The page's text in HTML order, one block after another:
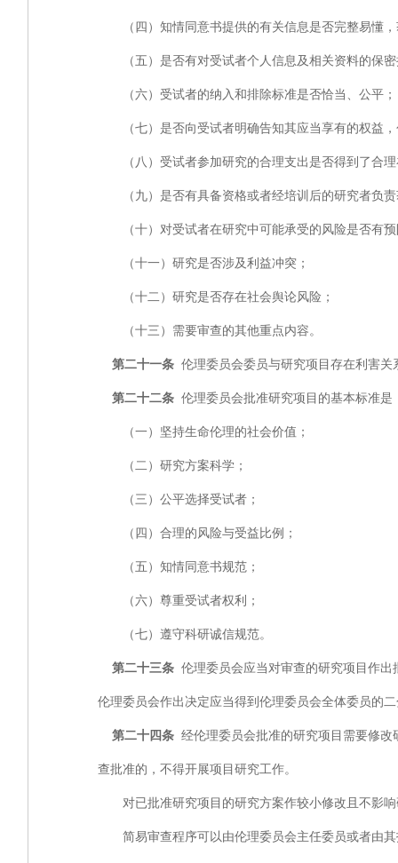
（四）知情同意书提供的有关信息是否完整易懂，
（五）是否有对受试者个人信息及相关资料的保密
（六）受试者的纳入和排除标准是否恰当、公平；
（七）是否向受试者明确告知其应当享有的权益，
（八）受试者参加研究的合理支出是否得到了合理
（九）是否有具备资格或者经培训后的研究者负责
（十）对受试者在研究中可能承受的风险是否有预
（十一）研究是否涉及利益冲突；
（十二）研究是否存在社会舆论风险；
（十三）需要审查的其他重点内容。
第二十一条 伦理委员会委员与研究项目存在利害
第二十二条 伦理委员会批准研究项目的基本标准是
（一）坚持生命伦理的社会价值；
（二）研究方案科学；
（三）公平选择受试者；
（四）合理的风险与受益比例；
（五）知情同意书规范；
（六）尊重受试者权利；
（七）遵守科研诚信规范。
第二十三条 伦理委员会应当对审查的研究项目作
伦理委员会作出决定应当得到伦理委员会全体委员的
第二十四条 经伦理委员会批准的研究项目需要修
查批准的，不得开展项目研究工作。
对已批准研究项目的研究方案作较小修改且不影响
简易审查程序可以由伦理委员会主任委员或者由其